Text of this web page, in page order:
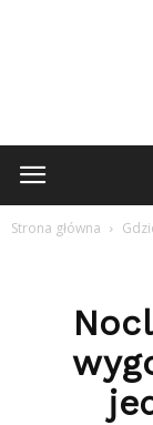
Strona główna